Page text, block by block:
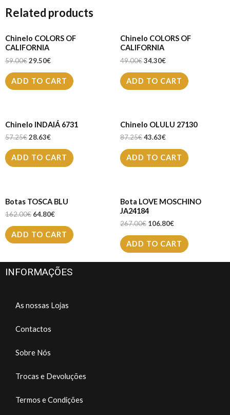
Related products
Chinelo COLORS OF
CALIFORNIA
59.00€29.50€
ADD TO CART
Chinelo COLORS OF
CALIFORNIA
49.00€34.30€
ADD TO CART
Chinelo INDAIÁ 6731
57.25€28.63€
ADD TO CART
Chinelo OLULU 27130
87.25€43.63€
ADD TO CART
Botas TOSCA BLU
162.00€ 64.80€
ADD TO CART
Bota LOVE MOSCHINO
JA24184
267.00€ 106.80€
ADD TO CART
INFORMAÇÕES
As nossas Lojas
Contactos
Sobre Nós
Trocas e Devoluções
Termos e Condições